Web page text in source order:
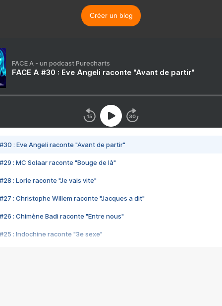
Créer un blog
FACE A - un podcast Purecharts
FACE A #30 : Eve Angeli raconte "Avant de partir"
#30 : Eve Angeli raconte "Avant de partir"
#29 : MC Solaar raconte "Bouge de là"
#28 : Lorie raconte "Je vais vite"
#27 : Christophe Willem raconte "Jacques a dit"
#26 : Chimène Badi raconte "Entre nous"
#25 : Indochine raconte "3e sexe"